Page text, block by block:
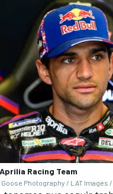
Racing Team
Goose Photography / LAT Images